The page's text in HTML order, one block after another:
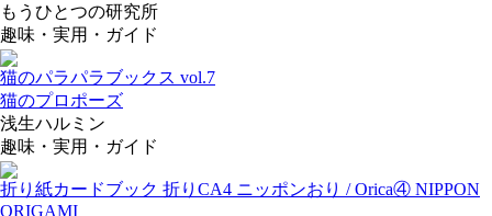
もうひとつの研究所
趣味・実用・ガイド
猫のパラパラブックス vol.7
猫のプロポーズ
浅生ハルミン
趣味・実用・ガイド
折り紙カードブック 折りCA4 ニッポンおり / Orica④ NIPPON
ORIGAMI